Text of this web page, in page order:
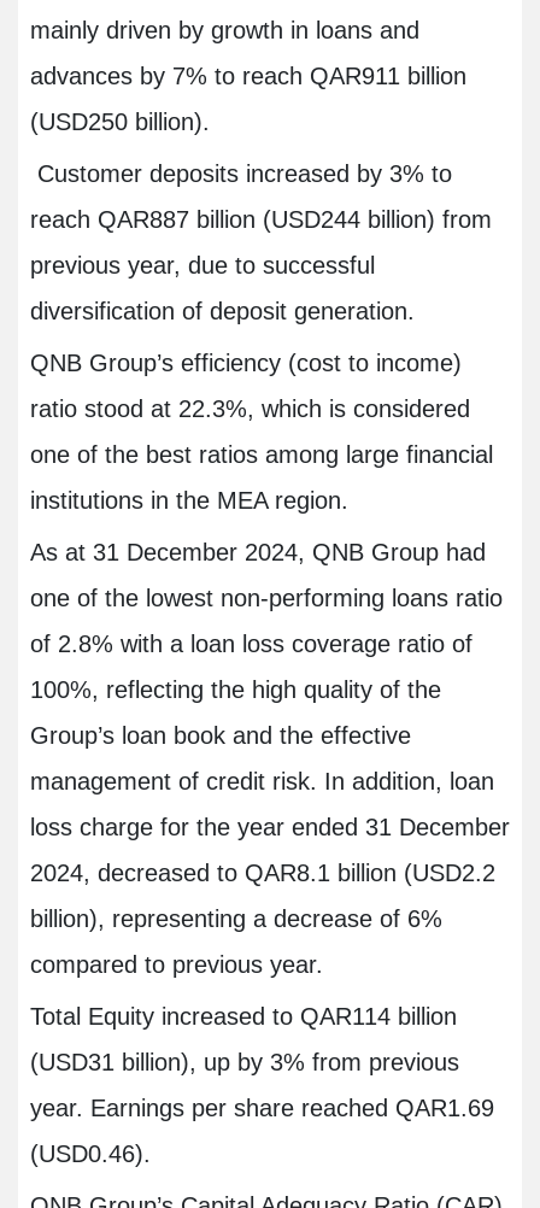
mainly driven by growth in loans and
advances by 7% to reach QAR911 billion
(USD250 billion).
Customer deposits increased by 3% to
reach QAR887 billion (USD244 billion) from
previous year, due to successful
diversification of deposit generation.
QNB Group’s efficiency (cost to income)
ratio stood at 22.3%, which is considered
one of the best ratios among large financial
institutions in the MEA region.
As at 31 December 2024, QNB Group had
one of the lowest non-performing loans ratio
of 2.8% with a loan loss coverage ratio of
100%, reflecting the high quality of the
Group’s loan book and the effective
management of credit risk. In addition, loan
loss charge for the year ended 31 December
2024, decreased to QAR8.1 billion (USD2.2
billion), representing a decrease of 6%
compared to previous year.
Total Equity increased to QAR114 billion
(USD31 billion), up by 3% from previous
year. Earnings per share reached QAR1.69
(USD0.46).